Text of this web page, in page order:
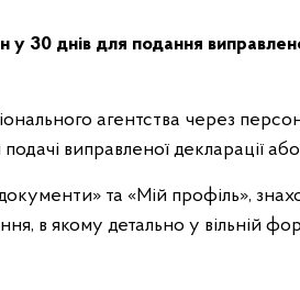
30 днів для подання
агентства через
виправленої декларації
та «Мій профіль»,
в якому детально у вільній